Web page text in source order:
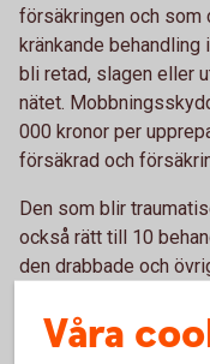
försäkringen och som
kränkande
bli retad, slagen eller
nätet.
000 kronor per
försäkrad och
Den som blir
också rätt till 10
den drabbade och
Sparbanken Göinge
Kronor
Våra